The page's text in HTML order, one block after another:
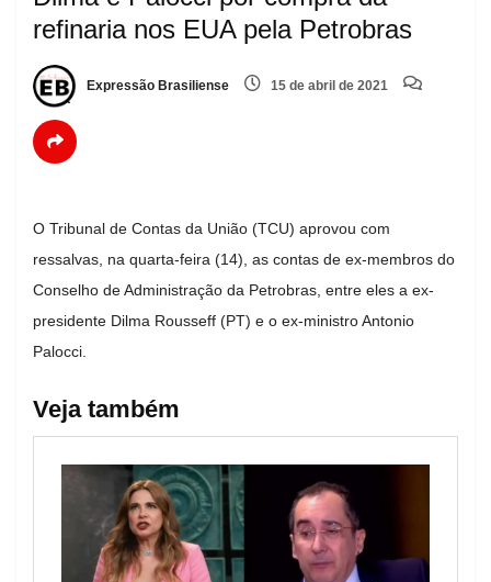
refinaria nos EUA pela Petrobras
Expressão Brasiliense 15 de abril de 2021
O Tribunal de Contas da União (TCU) aprovou com
ressalvas, na quarta-feira (14), as contas de ex-membros do
Conselho de Administração da Petrobras, entre eles a ex-
presidente Dilma Rousseff (PT) e o ex-ministro Antonio
Palocci.
Veja também